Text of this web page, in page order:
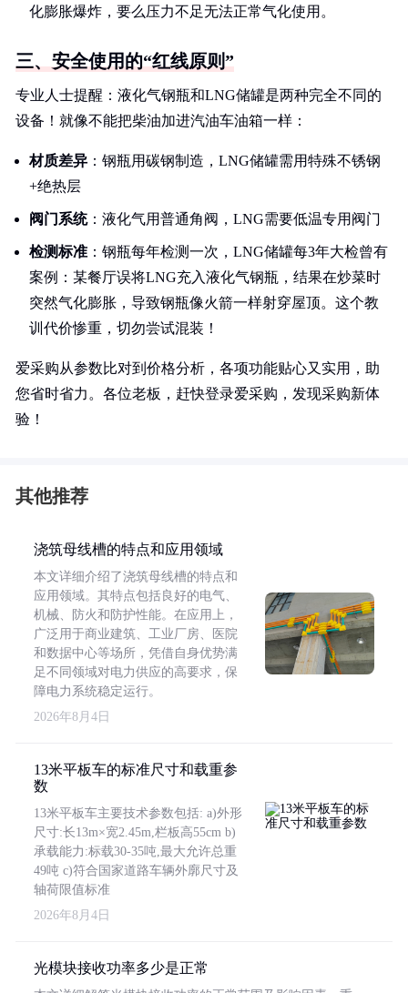
化膨胀爆炸，要么压力不足无法正常气化使用。
三、安全使用的“红线原则”
专业人士提醒：液化气钢瓶和LNG储罐是两种完全不同的
设备！就像不能把柴油加进汽油车油箱一样：
材质差异 ：钢瓶用碳钢制造，LNG储罐需用特殊不锈钢
+绝热层
阀门系统：液化气用普通角阀，LNG需要低温专用阀门
检测标准 ：钢瓶每年检测一次，LNG储罐每3年大检曾有
案例：某餐厅误将LNG充入液化气钢瓶，结果在炒菜时
突然气化膨胀，导致钢瓶像火箭一样射穿屋顶。这个教
训代价惨重，切勿尝试混装！
爱采购从参数比对到价格分析，各项功能贴心又实用，助
您省时省力。各位老板，赶快登录爱采购，发现采购新体
验！
其他推荐
浇筑母线槽的特点和应用领域
本文详细介绍了浇筑母线槽的特点和
应用领域。其特点包括良好的电气、
机械、防火和防护性能。在应用上，
广泛用于商业建筑、工业厂房、医院
和数据中心等场所，凭借自身优势满
足不同领域对电力供应的高要求，保
障电力系统稳定运行。
2026年8月4日
13米平板车的标准尺寸和载重参
数
13米平板车主要技术参数包括: a)外形
尺寸:长13m×宽2.45m,栏板高55cm b)
承载能力:标载30-35吨,最大允许总重
49吨 c)符合国家道路车辆外廓尺寸及
轴荷限值标准
2026年8月4日
光模块接收功率多少是正常